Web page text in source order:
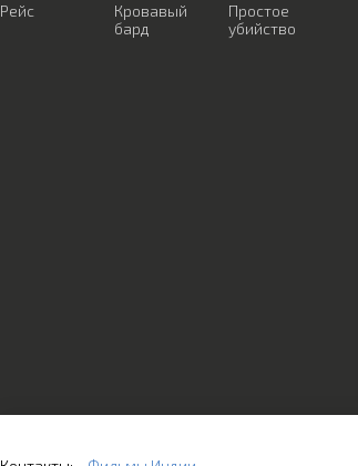
Рейс
Кровавый
бард
Простое
убийство